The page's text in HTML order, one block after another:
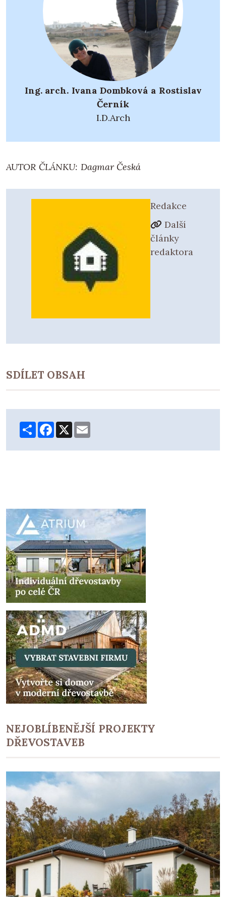
Ing. arch. Ivana Dombková a Rostislav
Černík
I.D.Arch
AUTOR ČLÁNKU: Dagmar Česká
Redakce
Další
články
redaktora
SDÍLET OBSAH
ShareFacebook
X
NEJOBLÍBENĚJŠÍ PROJEKTY
DŘEVOSTAVEB